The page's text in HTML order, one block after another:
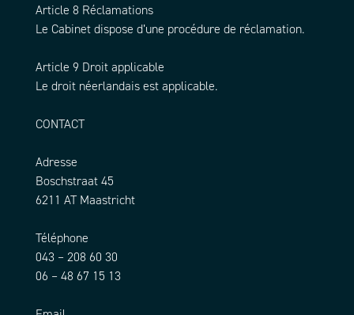
Article 8 Réclamations
Le Cabinet dispose d’une procédure de réclamation.
Article 9 Droit applicable
Le droit néerlandais est applicable.
CONTACT
Adresse
Boschstraat 45
6211 AT Maastricht
Téléphone
043 – 208 60 30
06 – 48 67 15 13